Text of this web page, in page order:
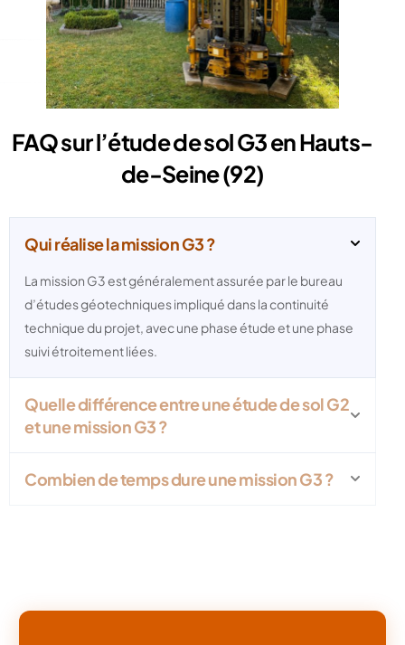
FAQ sur l’étude de sol G3 en Hauts-
de-Seine (92)
Qui réalise la mission G3 ?
La mission G3 est généralement assurée par le bureau
d’études géotechniques impliqué dans la continuité
technique du projet, avec une phase étude et une phase
suivi étroitement liées.
Quelle différence entre une étude de sol G2
et une mission G3 ?
Combien de temps dure une mission G3 ?